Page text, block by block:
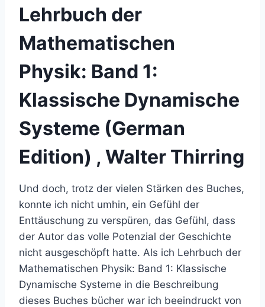
Lehrbuch der
Mathematischen
Physik: Band 1:
Klassische Dynamische
Systeme (German
Edition) , Walter Thirring
Und doch, trotz der vielen Stärken des Buches,
konnte ich nicht umhin, ein Gefühl der
Enttäuschung zu verspüren, das Gefühl, dass
der Autor das volle Potenzial der Geschichte
nicht ausgeschöpft hatte. Als ich Lehrbuch der
Mathematischen Physik: Band 1: Klassische
Dynamische Systeme in die Beschreibung
dieses Buches bücher war ich beeindruckt von